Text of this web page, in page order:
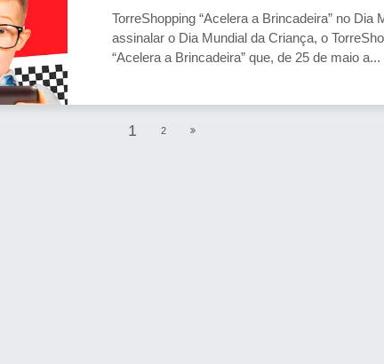
TorreShopping “Acelera a Brincadeira” no Dia
assinalar o Dia Mundial da Criança, o
“Acelera a Brincadeira” que, de 25 de maio a...
1 2